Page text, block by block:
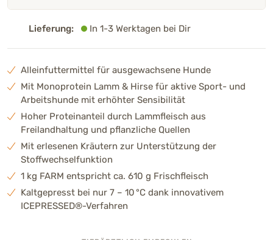
Alleinfuttermittel für ausgewachsene Hunde
Mit Monoprotein Lamm & Hirse für aktive Sport- und
Arbeitshunde mit erhöhter Sensibilität
Hoher Proteinanteil durch Lammfleisch aus
Freilandhaltung und pflanzliche Quellen
Mit erlesenen Kräutern zur Unterstützung der
Stoffwechselfunktion
1 kg FARM entspricht ca. 610 g Frischfleisch
Kaltgepresst bei nur 7 – 10 °C dank innovativem
ICEPRESSED®-Verfahren
Lieferung: In 1-3 Werktagen bei Dir